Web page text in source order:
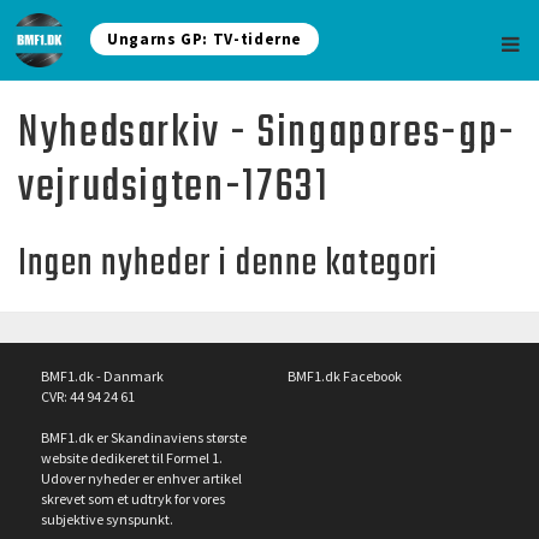
Ungarns GP: TV-tiderne
Nyhedsarkiv - Singapores-gp-
vejrudsigten-17631
Ingen nyheder i denne kategori
BMF1.dk - Danmark
CVR: 44 94 24 61
BMF1.dk er Skandinaviens største
website dedikeret til Formel 1.
Udover nyheder er enhver artikel
skrevet som et udtryk for vores
subjektive synspunkt.
BMF1.dk Facebook